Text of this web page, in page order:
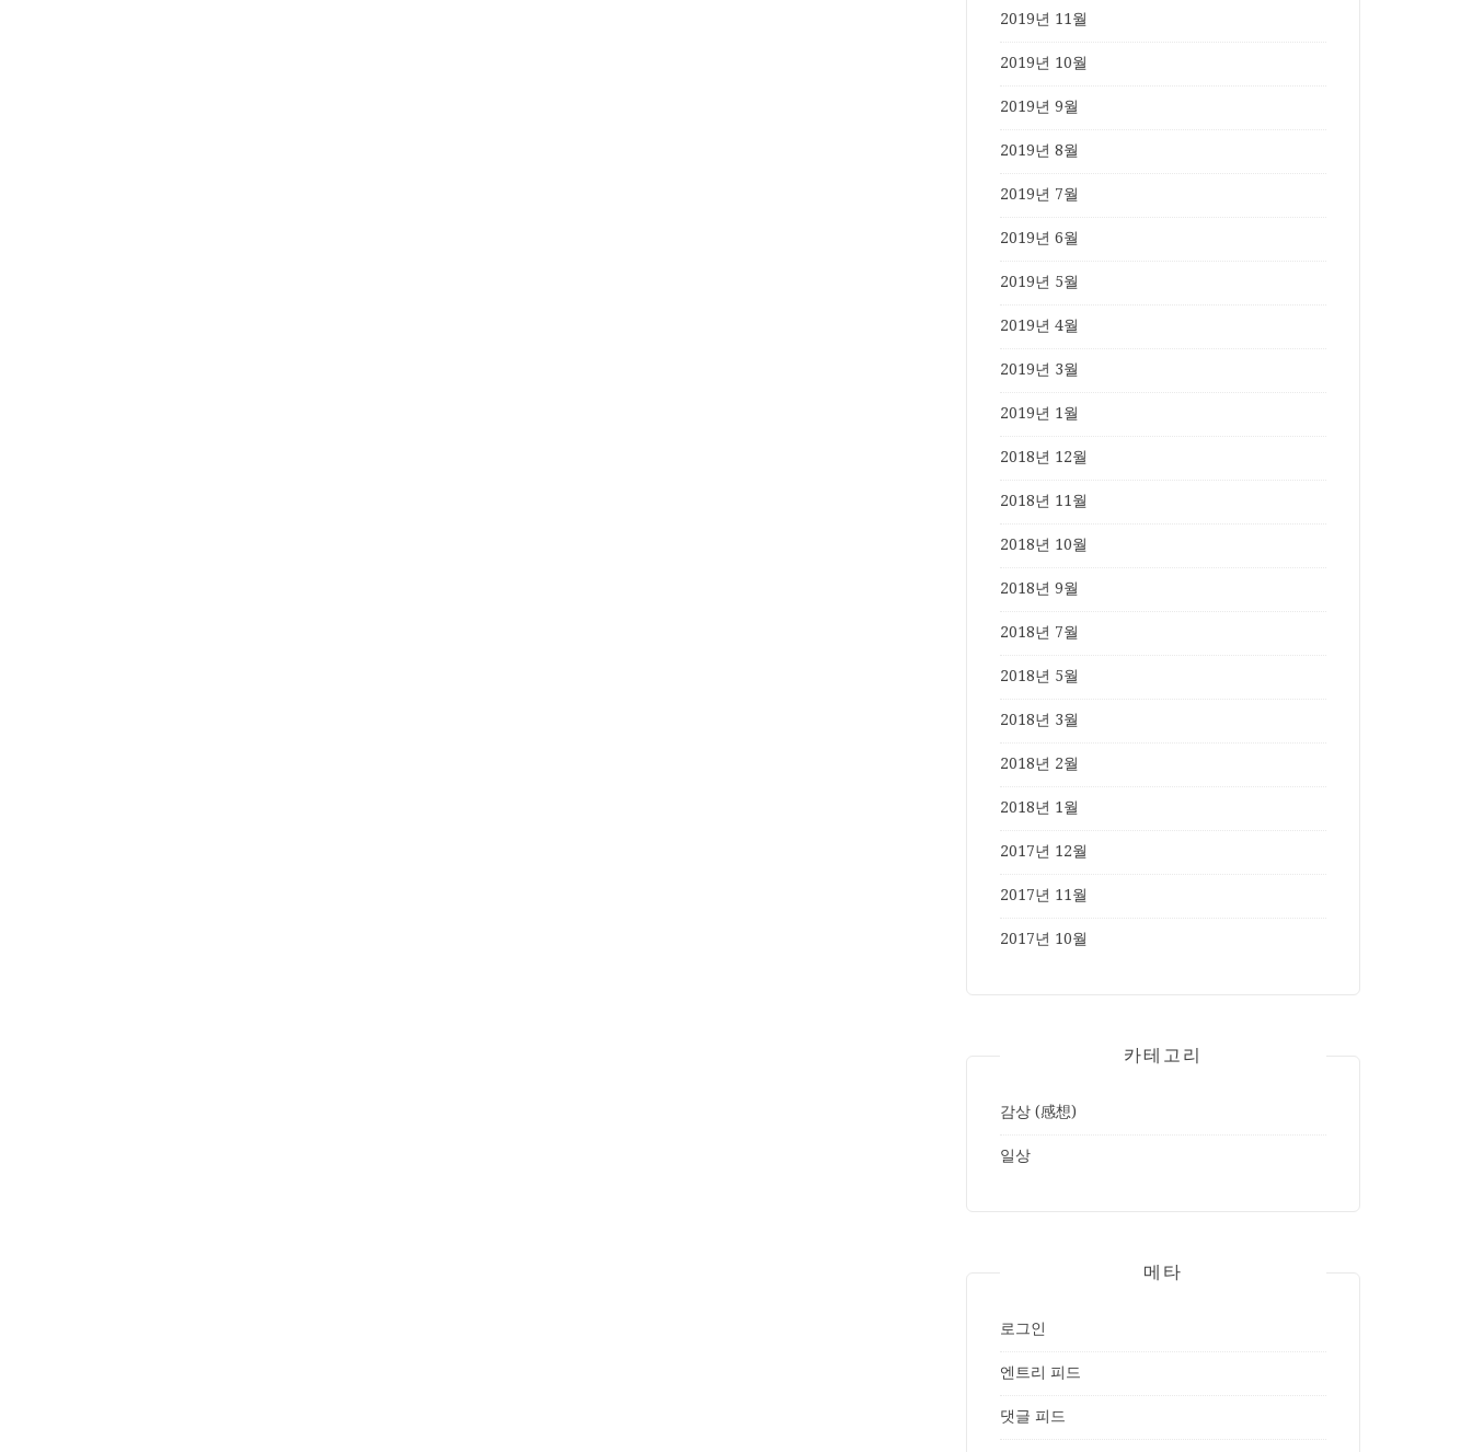
2019년 11월
2019년 10월
2019년 9월
2019년 8월
2019년 7월
2019년 6월
2019년 5월
2019년 4월
2019년 3월
2019년 1월
2018년 12월
2018년 11월
2018년 10월
2018년 9월
2018년 7월
2018년 5월
2018년 3월
2018년 2월
2018년 1월
2017년 12월
2017년 11월
2017년 10월
카테고리
감상 (感想)
일상
메타
로그인
엔트리 피드
댓글 피드